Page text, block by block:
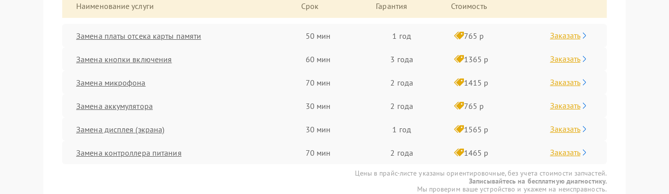
Наименование услуги Срок Гарантия Стоимость
Замена платы отсека карты памяти 50 мин 1 год 765 р Заказать
Замена кнопки включения 60 мин 3 года 1365 р Заказать
Замена микрофона 70 мин 2 года 1415 р Заказать
Замена аккумулятора 30 мин 2 года 765 р Заказать
Замена дисплея (экрана) 30 мин 1 год 1565 р Заказать
Замена контроллера питания 70 мин 2 года 1465 р Заказать
Цены в прайс-листе указаны ориентировочные, без учета стоимости запчастей.
Записывайтесь на бесплатную диагностику.
Мы проверим ваше устройство и укажем на неисправность.